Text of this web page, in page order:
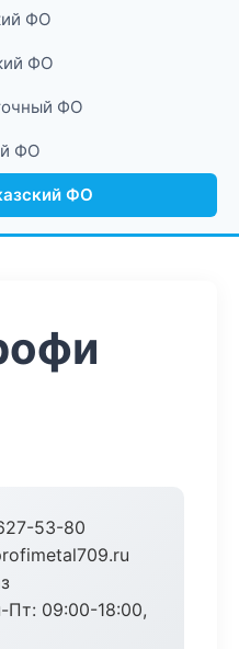
ФО
ФО
ФО
ФО
ФО
53-80
Пт: 09:00-18:00,